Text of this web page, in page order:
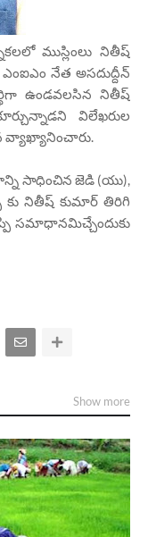
ముస్లింలు నితీష్
నేత అసదుద్దీన్
ఉండవలసిన నితీష్
విలేఖరుల
వ్యాఖ్యానించారు.
సాధించిన జెడి (యు),
కు నితీష్ కుమార్ తిరిగి
సమాధానమిచ్చేందుకు
Show more